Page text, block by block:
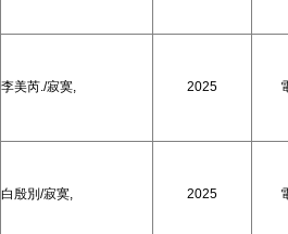
李美芮./寂寞, 2025
白殷別/寂寞, 2025